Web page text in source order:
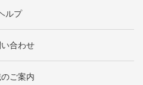
ルプ
合わせ
ご案内